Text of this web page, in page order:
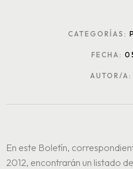
CATEGORÍAS:
FECHA:
AUTOR/A:
En este Boletín,
2012, encontrarán un listado